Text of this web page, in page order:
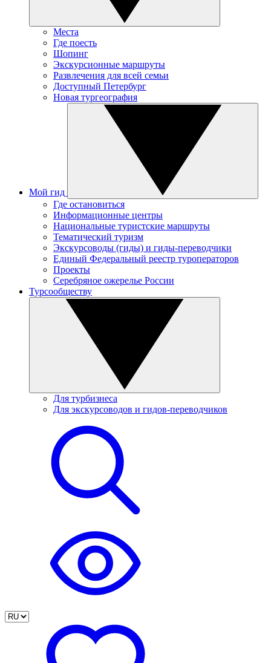
Места
Где поесть
Шопинг
Экскурсионные маршруты
Развлечения для всей семьи
Доступный Петербург
Новая тургеография
Мой гид
Где остановиться
Информационные центры
Национальные туристские маршруты
Тематический туризм
Экскурсоводы (гиды) и гиды-переводчики
Единый Федеральный реестр туроператоров
Проекты
Серебряное ожерелье России
Турсообществу
Для турбизнеса
Для экскурсоводов и гидов-переводчиков